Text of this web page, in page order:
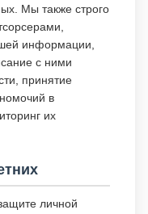
Мы также строго
информации,
с ними
принятие
в
их
личной